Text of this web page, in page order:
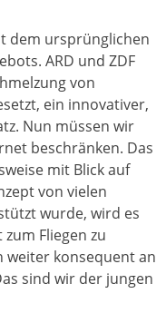
dem ursprünglichen
ARD und ZDF
von
ein innovativer,
Nun müssen wir
beschränken. Das
mit Blick auf
von vielen
wurde, wird es
Fliegen zu
weiter konsequent an
sind wir der jungen